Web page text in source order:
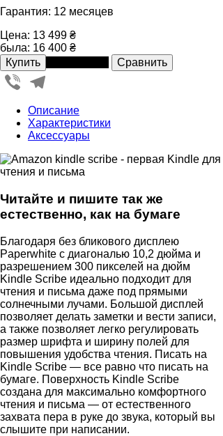
Гарантия: 12 месяцев
Цена: 13 499 ₴
была: 16 400 ₴
Viber
Описание
Характеристики
Аксессуары
Читайте и пишите так же
естественно, как на бумаге
Благодаря без бликового дисплею
Paperwhite с диагональю 10,2 дюйма и
разрешением 300 пикселей на дюйм
Kindle Scribe идеально подходит для
чтения и письма даже под прямыми
солнечными лучами. Большой дисплей
позволяет делать заметки и вести записи,
а также позволяет легко регулировать
размер шрифта и ширину полей для
повышения удобства чтения. Писать на
Kindle Scribe — все равно что писать на
бумаге. Поверхность Kindle Scribe
создана для максимально комфортного
чтения и письма — от естественного
захвата пера в руке до звука, который вы
слышите при написании.